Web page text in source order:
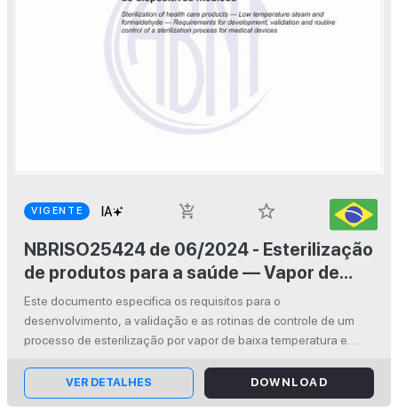
VIGENTE add_shopping_cart
star_border
NBRISO25424 de 06/2024 - Esterilização
de produtos para a saúde — Vapor de
baixa temperatura e formaldeído —
Requisitos para desenvolvimento,
validação e rotina de controle de um
processo de esterilização de
dispositivos médicos
Este documento especifica os requisitos para o
desenvolvimento, a validação e as rotinas de controle de um
processo de esterilização por vapor de baixa temperatura e
mistura de vapor à baixa tempe...
VER DETALHES DOWNLOAD